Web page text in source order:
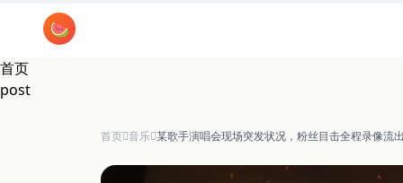
跳过导航
🍉
首页
post
首页 音乐 某歌手演唱会现场突发状况，粉丝目击全程录像流